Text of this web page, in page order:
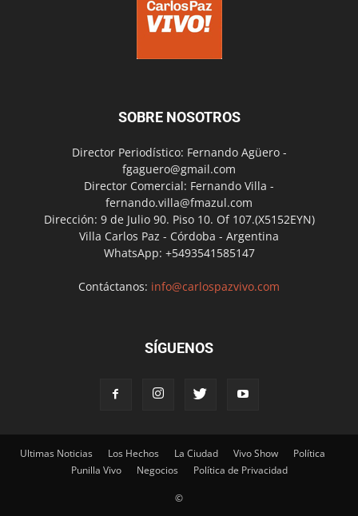
SOBRE NOSOTROS
Director Periodístico: Fernando Agüero -
fgaguero@gmail.com
Director Comercial: Fernando Villa -
fernando.villa@fmazul.com
Dirección: 9 de Julio 90. Piso 10. Of 107.(X5152EYN)
Villa Carlos Paz - Córdoba - Argentina
WhatsApp: +5493541585147
Contáctanos: info@carlospazvivo.com
SÍGUENOS
Ultimas Noticias Los Hechos La Ciudad Vivo Show
Política
Punilla Vivo
Negocios Política de Privacidad
©